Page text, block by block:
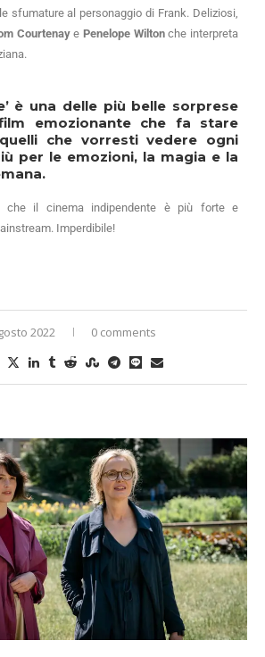
sfumature al personaggio di Frank. Deliziosi,
Courtenaye Penelope Wiltonche interpreta
è una delle più belle sorprese
emozionante che fa stare
che vorresti vedere ogni
per le emozioni, la magia e la
che il cinema indipendente è più forte e
Imperdibile!
2022 0 comments